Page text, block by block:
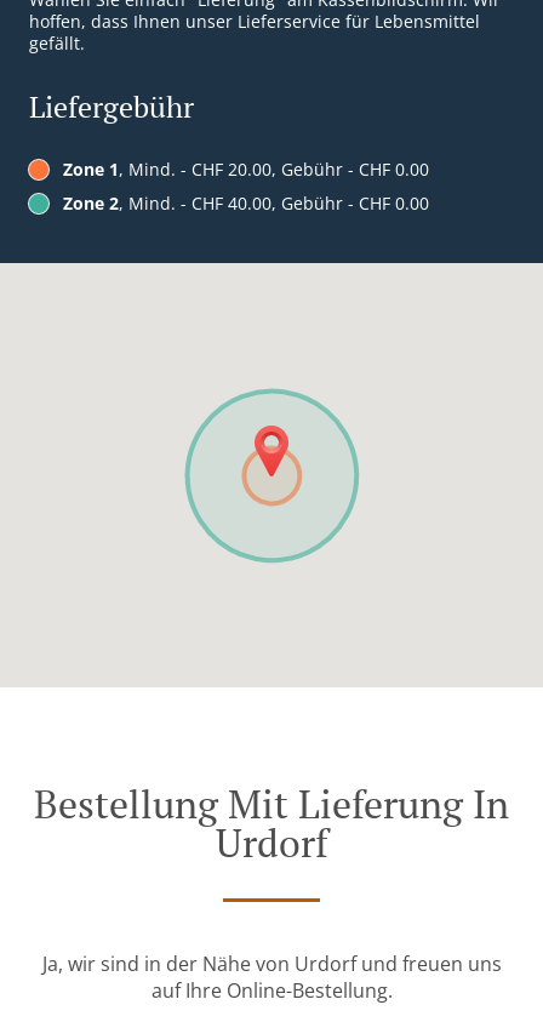
hoffen, dass Ihnen unser Lieferservice für Lebensmittel
gefällt.
Liefergebühr
Zone 1, Mind. - CHF 20.00, Gebühr - CHF 0.00
Zone 2, Mind. - CHF 40.00, Gebühr - CHF 0.00
Bestellung Mit Lieferung In
Urdorf
Ja, wir sind in der Nähe von Urdorf und freuen uns
auf Ihre Online-Bestellung.